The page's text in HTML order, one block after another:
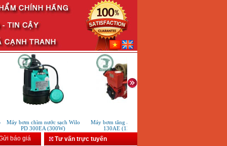
Máy bơm chìm nước sạch Wilo
PD 300EA (300W)
Máy bơm tăng áp RollStar
130AE (125W)
báo giá
Tư vấn trực tuyến